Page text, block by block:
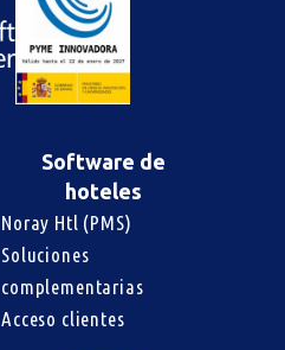
Software de
hoteles
Noray Htl (PMS)
Soluciones
complementarias
Acceso clientes